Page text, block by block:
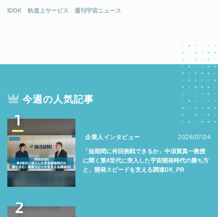
IDDK 軌道上サービス 週刊宇宙ニュース
今週の人気記事
1
企業人インタビュー 2026/07/24
「短期間に何回挑戦できるか」中須賀真一教授
に聞く第4世代に突入した宇宙開発時代の勝ち方
と、開発スピードを支える調達DX_PR
2